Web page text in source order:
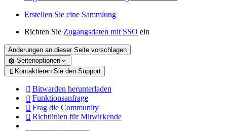
Erstellen Sie eine Sammlung
Richten Sie Zugangsdaten mit SSO ein
Änderungen an dieser Seite vorschlagen
Seitenoptionen
 Kontaktieren Sie den Support
 Bitwarden herunterladen
 Funktionsanfrage
 Frag die Community
 Richtlinien für Mitwirkende